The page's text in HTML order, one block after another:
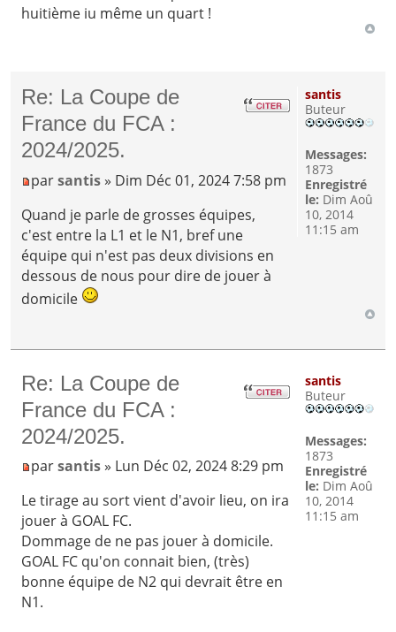
huitième iu même un quart !
Re: La Coupe de
France du FCA :
2024/2025.
parsantis » Dim Déc 01, 2024 7:58 pm
Quand je parle de grosses équipes,
c'est entre la L1 et le N1, bref une
équipe qui n'est pas deux divisions en
dessous de nous pour dire de jouer à
domicile
santis
Buteur
Messages:
1873
Enregistré
le: Dim Aoû
10, 2014
11:15 am
Re: La Coupe de
France du FCA :
2024/2025.
parsantis» Lun Déc 02, 2024 8:29 pm
Le tirage au sort vient d'avoir lieu, on ira
jouer à GOAL FC.
Dommage de ne pas jouer à domicile.
GOAL FC qu'on connait bien, (très)
bonne équipe de N2 qui devrait être en
N1.
santis
Buteur
Messages:
1873
Enregistré
le: Dim Aoû
10, 2014
11:15 am